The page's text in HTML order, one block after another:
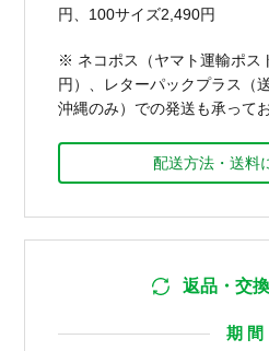
円、100サイズ2,490円
※ ネコポス（ヤマト運輸ポス
円）、レターパックプラス（
沖縄のみ）での発送も承って
配送方法・送料
返品・交
期 間